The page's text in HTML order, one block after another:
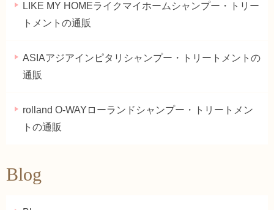
LIKE MY HOMEライクマイホームシャンプー・トリー
トメントの通販
ASIAアジアインピタリシャンプー・トリートメントの
通販
rolland O-WAYローランドシャンプー・トリートメン
トの通販
Blog